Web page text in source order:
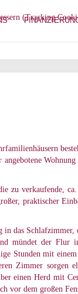
zu verkaufende,
praktischer
in das Schlafzimmer,
mündet der Flur
Stunden mit
Zimmer sorgen
einen Herd mit
vor dem großen
(Tracking